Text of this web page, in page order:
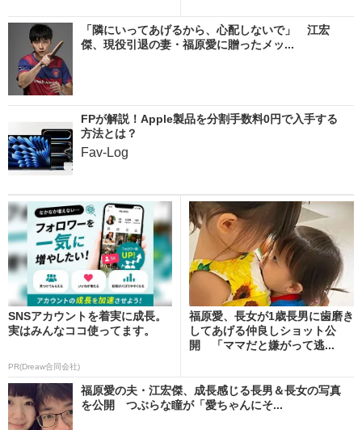
「隣にいってあげるから、心配しないで」 江宏
傑、現役引退の妻・福原愛に贈ったメッ...
FPが解説！Apple製品を分割手数料0円で入手する
方法とは？
Fav-Log
SNSアカウントを着実に成長。
実はみんなココ使ってます。
PR(Dreaw合同会社)
福原愛、長女が1歳長男に歯磨き
してあげる仲良しショット公
開 「ママだと嫌がって逃...
福原愛の夫・江宏傑、成長感じる長男＆長女の写真
を公開 つぶらな瞳が「愛ちゃんにそ...